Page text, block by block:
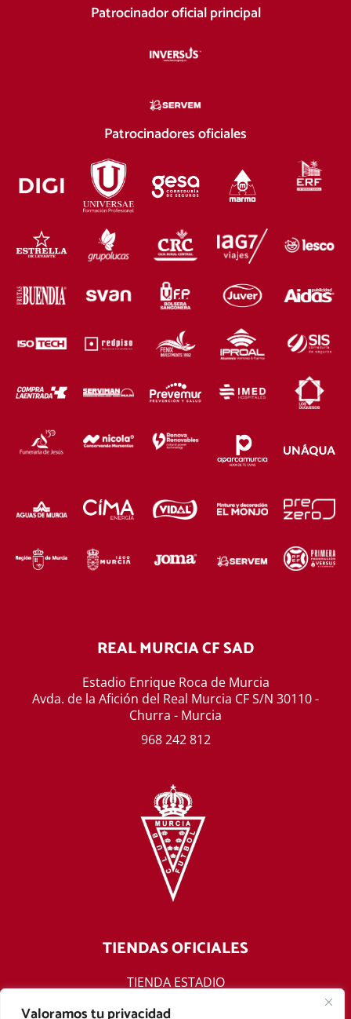
Valoramos tu privacidad
Patrocinador oficial principal
Patrocinadores oficiales
REAL MURCIA CF SAD
Estadio Enrique Roca de Murcia
Avda. de la Afición del Real Murcia CF S/N 30110 -
Churra - Murcia
968 242 812
TIENDAS OFICIALES
TIENDA ESTADIO
TIENDA ONLINE